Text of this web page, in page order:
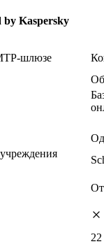
by Kaspersky
шлюзе